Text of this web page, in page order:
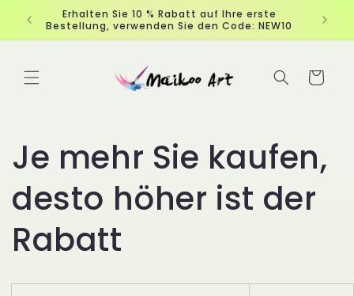
zum
Inhalt
Erhalten Sie 10 % Rabatt auf Ihre erste
Bestellung, verwenden Sie den Code: NEW10
Warenkorb
Je mehr Sie kaufen,
desto höher ist der
Rabatt